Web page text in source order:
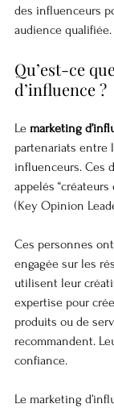
des influenceurs
audience qualifiée.
Qu’est-ce
d’influence ?
Le marketing
partenariats entre
influenceurs. Ces
appelés “créateurs
(Key Opinion
Ces personnes
engagée sur les
utilisent leur
expertise pour
produits ou de
recommandent.
confiance.
Le marketing